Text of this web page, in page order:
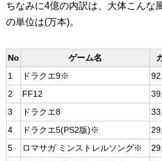
ちなみに4億の内訳は、大体こんな
の単位は(万本)。
No ゲーム名
1
ドラクエ9※
2
FF12
3
ドラクエ8
4
ドラクエ5(PS2版)※
5
ロマサガ ミンストレルソング※